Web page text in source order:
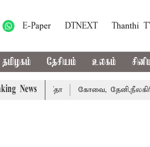
E-Paper DTNEXT Thanthi
தமிழகம் தேசியம் உலகம்
News
சங்கீதா கோவை, தேனி,நீலகிரி